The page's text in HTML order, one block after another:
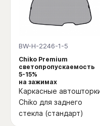
BW-H-2246-1-5
Chiko Premium
светопропускаемость
5-15%
на зажимах
Каркасные
Chiko для заднего
стекла (стандарт)